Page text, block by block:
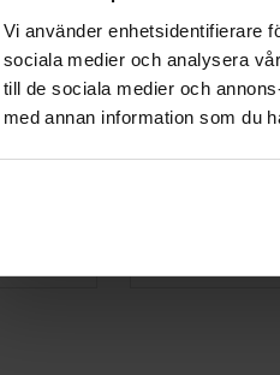
Vi använder enhetsidentifierare
sociala medier och analysera
till de sociala medier och
med annan information som du
KSM66